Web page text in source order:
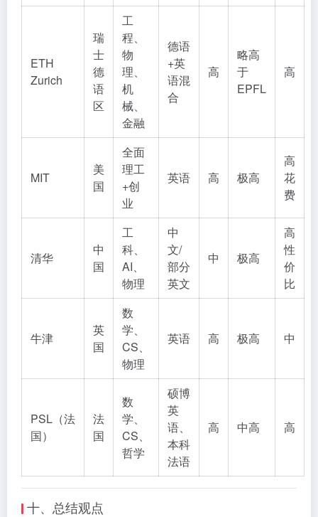
ETH
Zurich
瑞
士
德
语
区
工
程、
物
理、
机
械、
金融
德语
+英
语混
合
高
略高
于
EPFL
高
MIT
美
国
全面
理工
+创
业
英语 高 极高
高
花
费
清华
中
国
工
科、
AI、
物理
中
文/
部分
英文
中 极高
高
性
价
比
牛津
英
国
数
学、
CS、
物理
英语 高 极高 中
PSL（法
国）
法
国
数
学、
CS、
哲学
硕博
英
语、
本科
法语
高 中高 高
十、总结观点